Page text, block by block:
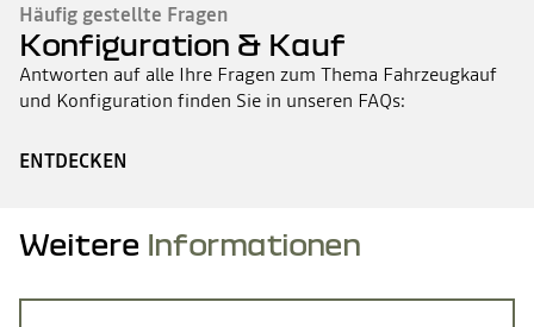
Häufig gestellte Fragen
Konfiguration & Kauf
Antworten auf alle Ihre Fragen zum Thema Fahrzeugkauf
und Konfiguration finden Sie in unseren FAQs:
ENTDECKEN
Weitere Informationen